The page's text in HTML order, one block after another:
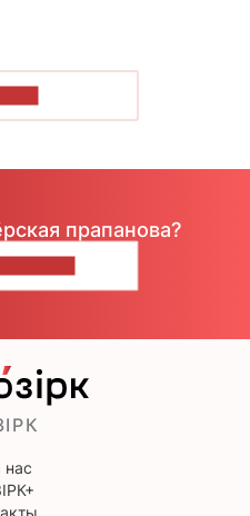
прапанова?
нас